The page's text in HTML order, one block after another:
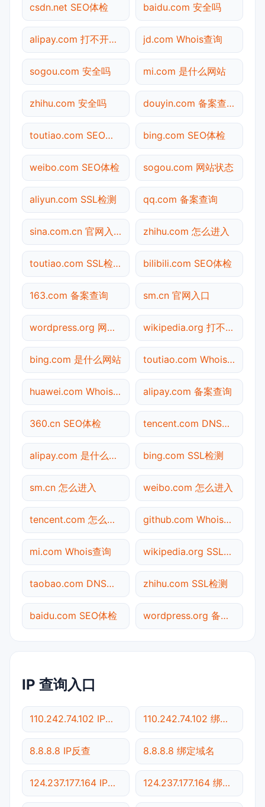
csdn.net SEO体检 baidu.com 安全吗
alipay.com 打不开检测 jd.com Whois查询
sogou.com 安全吗 mi.com 是什么网站
zhihu.com 安全吗 douyin.com 备案查询
toutiao.com SEO体检 bing.com SEO体检
weibo.com SEO体检 sogou.com 网站状态
aliyun.com SSL检测 qq.com 备案查询
sina.com.cn 官网入口 zhihu.com 怎么进入
toutiao.com SSL检测 bilibili.com SEO体检
163.com 备案查询 sm.cn 官网入口
wordpress.org 网站状态 wikipedia.org 打不开检测
bing.com 是什么网站 toutiao.com Whois查询
huawei.com Whois查询 alipay.com 备案查询
360.cn SEO体检 tencent.com DNS解析
alipay.com 是什么网站 bing.com SSL检测
sm.cn 怎么进入 weibo.com 怎么进入
tencent.com 怎么进入 github.com Whois查询
mi.com Whois查询 wikipedia.org SSL检测
taobao.com DNS解析 zhihu.com SSL检测
baidu.com SEO体检 wordpress.org 备案查询
IP 查询入口
110.242.74.102 IP反查 110.242.74.102 绑定域名
8.8.8.8 IP反查 8.8.8.8 绑定域名
124.237.177.164 IP反查 124.237.177.164 绑定域名